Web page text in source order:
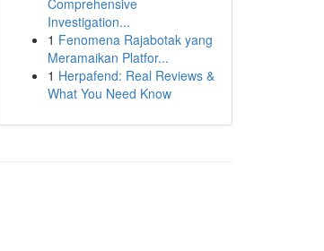
Comprehensive
Investigation...
1 Fenomena Rajabotak yang
Meramaikan Platfor...
1 Herpafend: Real Reviews &
What You Need Know